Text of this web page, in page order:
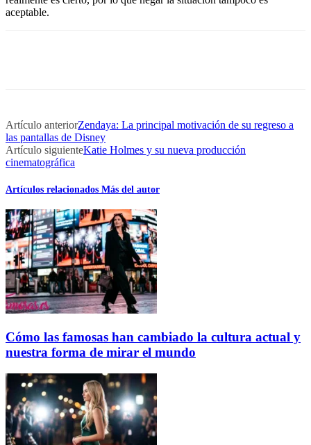
aceptable.
Artículo anteriorZendaya: La principal motivación de su regreso a
las pantallas de Disney
Artículo siguienteKatie Holmes y su nueva producción
cinematográfica
Artículos relacionados Más del autor
Cómo las famosas han cambiado la cultura actual y
nuestra forma de mirar el mundo